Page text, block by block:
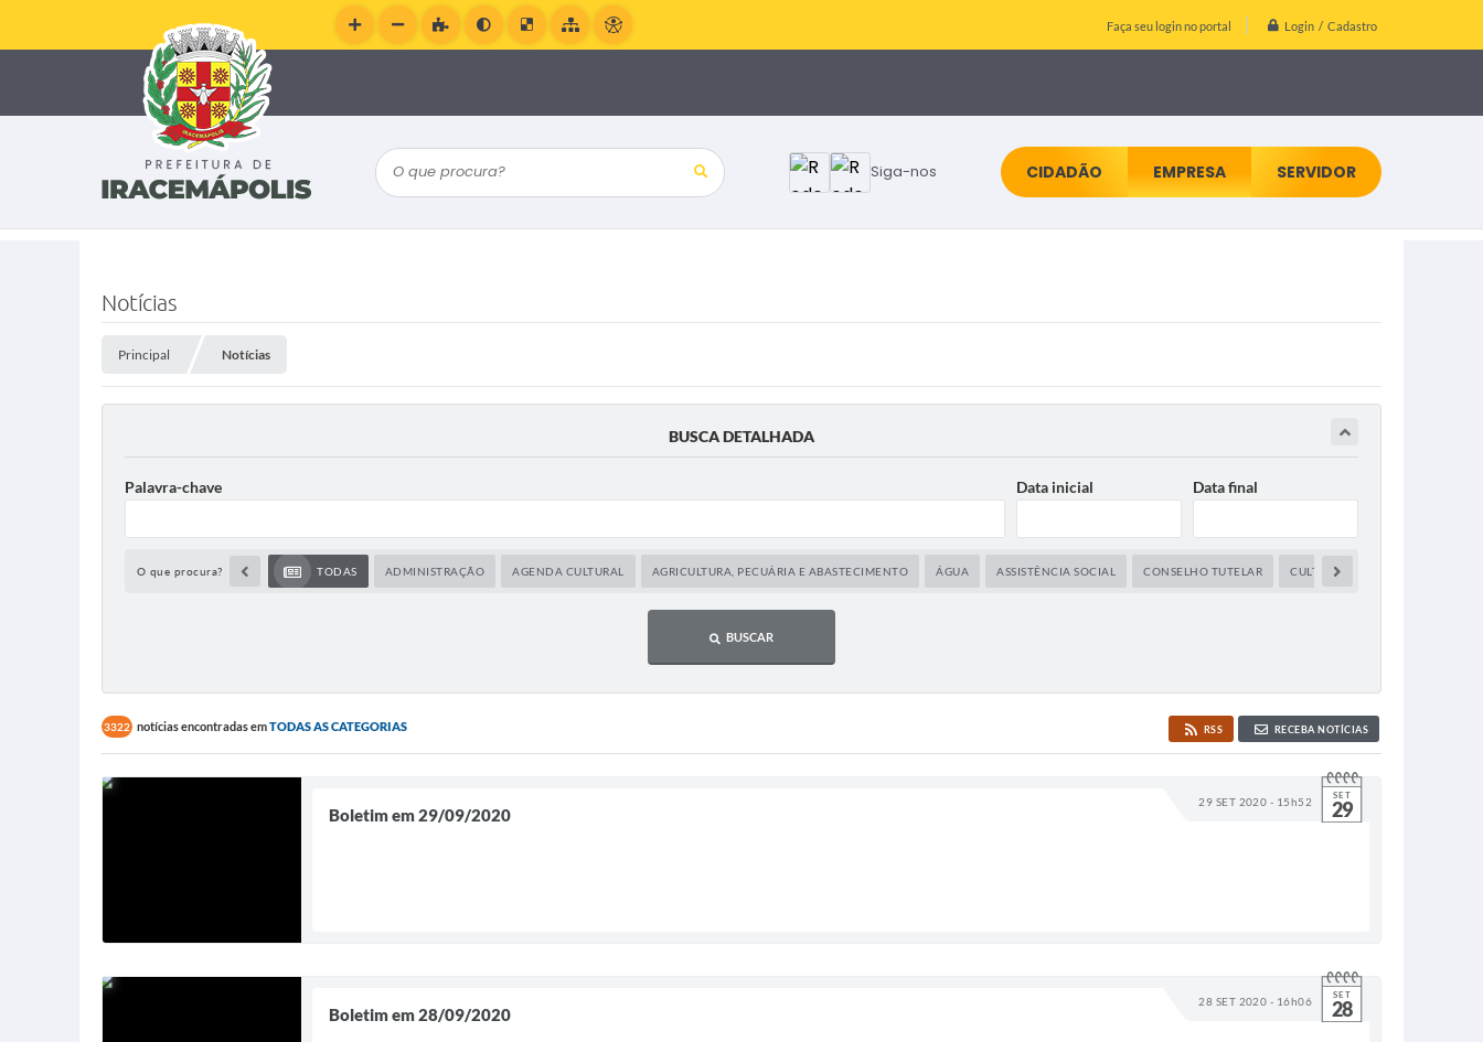
Faça seu login no portal Login / Cadastro
Siga-nos
O que procura? CIDADÃO EMPRESA SERVIDOR
Notícias
Principal Notícias
BUSCA DETALHADA
Palavra-chave Data inicial Data final
O que procura? TODAS ADMINISTRAÇÃO AGENDA CULTURAL AGRICULTURA, PECUÁRIA E ABASTECIMENTO ÁGUA ASSISTÊNCIA SOCIAL CONSELHO TUTELAR CULTURA
BUSCAR
3322 notícias encontradas emTODAS AS CATEGORIAS RSS RECEBA NOTÍCIAS
29 SET 2020 - 15h52 SET
29
Boletim em 29/09/2020
28 SET 2020 - 16h06 SET
28
Boletim em 28/09/2020